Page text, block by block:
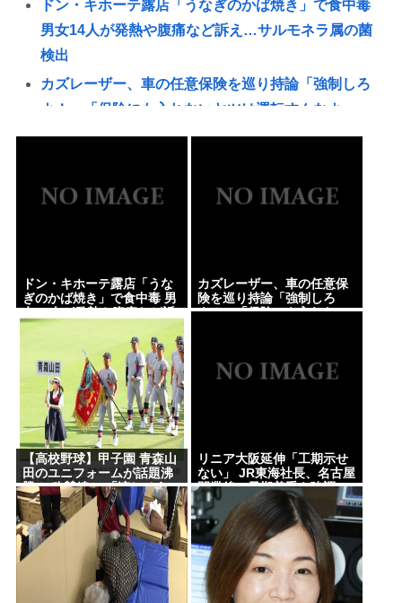
ドン・キホーテ露店「うなぎのかば焼き」で食中毒
男女14人が発熱や腹痛など訴え…サルモネラ属の菌
検出
カズレーザー、車の任意保険を巡り持論「強制しろ
よ！」「保険にも入れないヤツは運転すんなよ」
【悲報】外国人の医療費未払いが多すぎたので病院
甲子園出場校 猛暑と資金難に苦しむ | 高校のとき
ってる台の原作も知らないという不都合な真実
【ﾌｧﾝｻﾏﾘｨ】熊本地震報道 真実より視聴率と高市叩
きが大事なオールドメディア 熊本県知事が被災
者・遺族への取材に怒り「極めて強い不満、苦情が
寄せられた」
福井県のコメ農家「今年はコメを売ってくれと業者
が来ない！高市総理が許せない！もう愛想尽かし
た！！！」
【悲報】福田雄一さん「新ケロロに福田組が出ま
す！」→爆死 ちいかわの監督「原作に忠実に」→爆
売れwww
高橋名人「左手のバネを取るために手術をします」
ドン・キホーテ露店「うな
ぎのかば焼き」で食中毒 男
え…サルモネラ属の菌検出
カズレーザー、車の任意保
険を巡り持論「強制しろ
よ！」「保険にも入れない
【高校野球】甲子園 青森山
田のユニフォームが話題沸
騰！ 称賛続々 「涼しそう」
「熱中症対策では？」「Tシ
ャツみたい」
リニア大阪延伸「工期示せ
ない」 JR東海社長、名古屋
開業後の早期着手を強調